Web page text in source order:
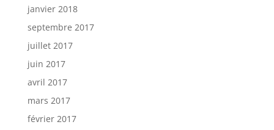
janvier 2018
septembre 2017
juillet 2017
juin 2017
avril 2017
mars 2017
février 2017